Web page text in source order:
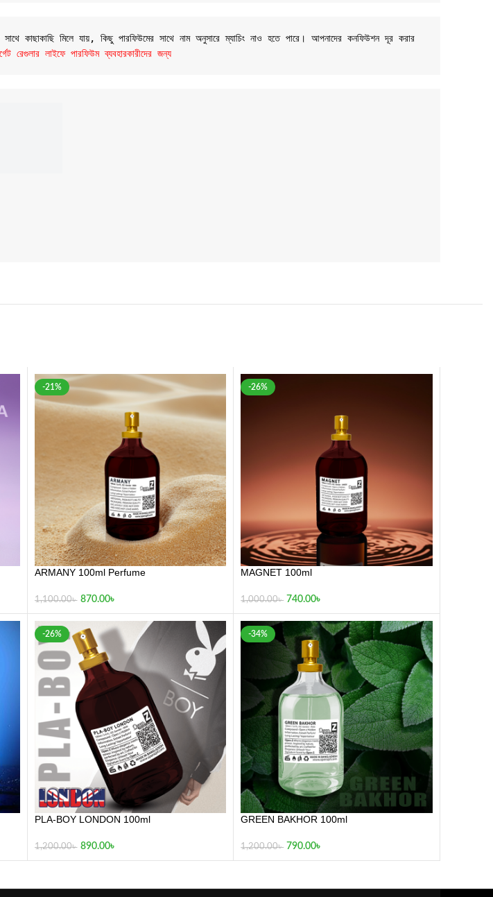
মিলে যায়, কিছু পারফিউমের সাথে নাম অনুসারে ম্যাচিং নাও হতে পারে। আপনাদের কনফিউশন দূর করার
লাইফে পারফিউম ব্যবহারকারীদের জন্য
ARMANY 100ml Perfume
1,100.00৳ 870.00৳ 1,000.00৳ 740.00৳
-26%
PLA-BOY LONDON 100ml
1,200.00 890.00৳
-34%
GREEN BAKHOR 100ml
1,200.00 ৳ 790.00৳
Instagram|Tiktok| | YouTube